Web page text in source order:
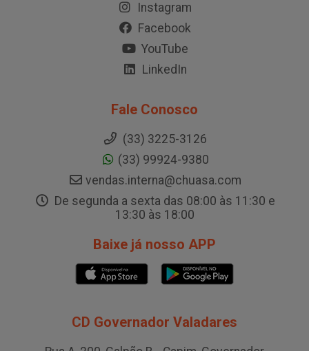
Instagram
Facebook
YouTube
LinkedIn
Fale Conosco
(33) 3225-3126
(33) 99924-9380
vendas.interna@chuasa.com
De segunda a sexta das 08:00 às 11:30 e
13:30 às 18:00
Baixe já nosso APP
CD Governador Valadares